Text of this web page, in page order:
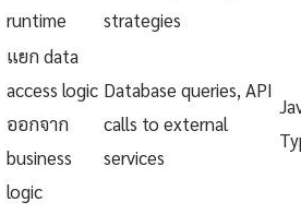
runtime
strategies
แยก data
access logic
ออกจาก
business
logic
Database queries, API
calls to external
services